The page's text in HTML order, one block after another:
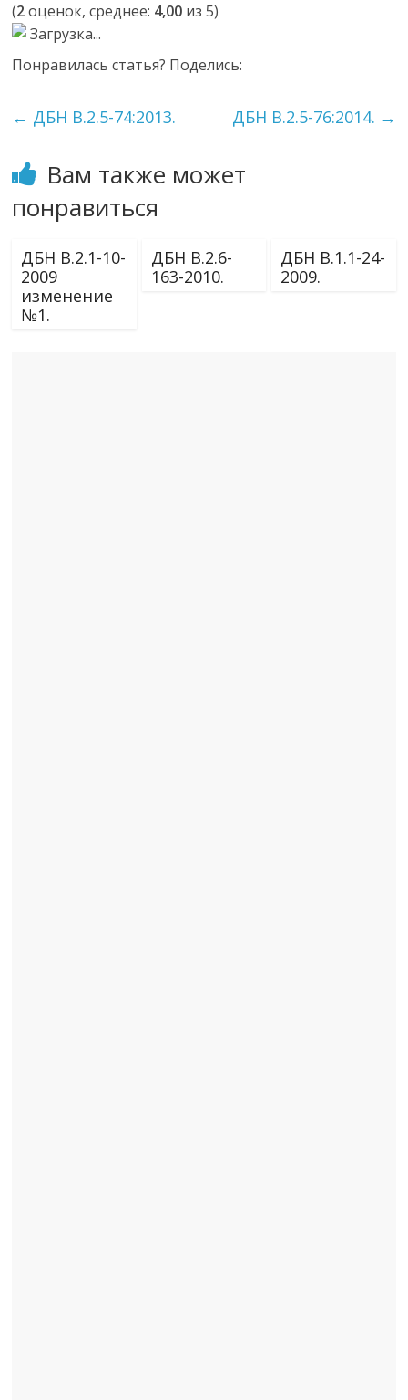
(2оценок, среднее: 4,00 из 5)
Загрузка...
Понравилась статья? Поделись:
← ДБН В.2.5-74:2013. ДБН В.2.5-76:2014. →
Вам также может
понравиться
ДБН В.2.1-10-
2009
изменение
№1.
ДБН В.2.6-
163-2010.
ДБН В.1.1-24-
2009.